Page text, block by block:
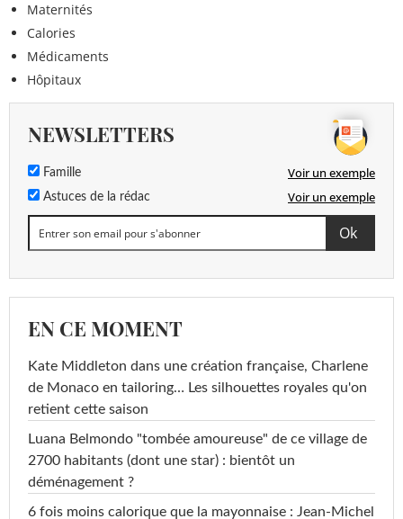
Maternités
Calories
Médicaments
Hôpitaux
NEWSLETTERS
Famille Voir un exemple
Astuces de la rédac Voir un exemple
EN CE MOMENT
Kate Middleton dans une création française, Charlene
de Monaco en tailoring… Les silhouettes royales qu'on
retient cette saison
Luana Belmondo "tombée amoureuse" de ce village de
2700 habitants (dont une star) : bientôt un
déménagement ?
6 fois moins calorique que la mayonnaise : Jean-Michel